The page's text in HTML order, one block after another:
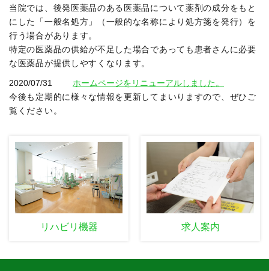
当院では、後発医薬品のある医薬品について薬剤の成分をもと
にした「一般名処方」（一般的な名称により処方箋を発行）を
行う場合があります。
特定の医薬品の供給が不足した場合であっても患者さんに必要
な医薬品が提供しやすくなります。
2020/07/31
ホームページをリニューアルしました。
今後も定期的に様々な情報を更新してまいりますので、ぜひご
覧ください。
リハビリ機器 求人案内